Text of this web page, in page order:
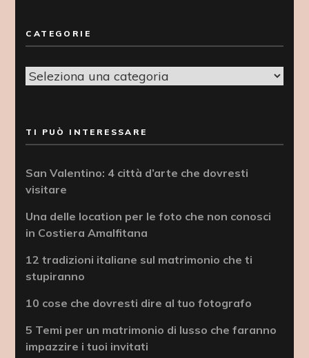
CATEGORIE
Categorie
TI PUÒ INTERESSARE
San Valentino: 4 città d’arte che dovresti
visitare
Una delle location per le foto che non conosci
in Costiera Amalfitana
12 tradizioni italiane sul matrimonio che ti
stupiranno
10 cose che dovresti dire al tuo fotografo
5 Temi per un matrimonio di lusso che faranno
impazzire i tuoi invitati